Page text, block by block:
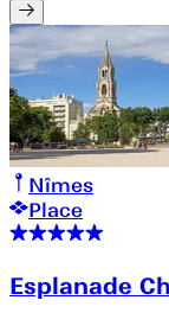
Nîmes
Place
Esplanade